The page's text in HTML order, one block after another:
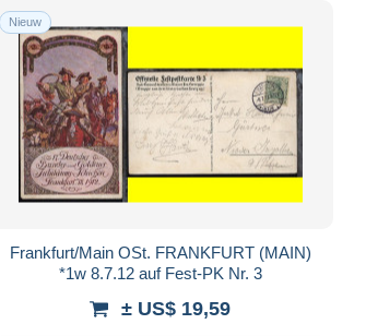
Nieuw
Frankfurt/Main OSt. FRANKFURT (MAIN)
*1w 8.7.12 auf Fest-PK Nr. 3
± US$ 19,59